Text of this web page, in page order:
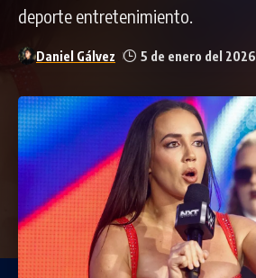
deporte entretenimiento.
Daniel Gálvez 5 de enero del 2026